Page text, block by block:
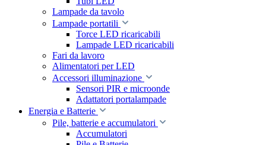
Lampade da tavolo
Lampade portatili
Torce LED ricaricabili
Lampade LED ricaricabili
Fari da lavoro
Alimentatori per LED
Accessori illuminazione
Sensori PIR e microonde
Adattatori portalampade
Energia e Batterie
Pile, batterie e accumulatori
Accumulatori